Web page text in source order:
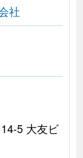
社
5 大友ビ